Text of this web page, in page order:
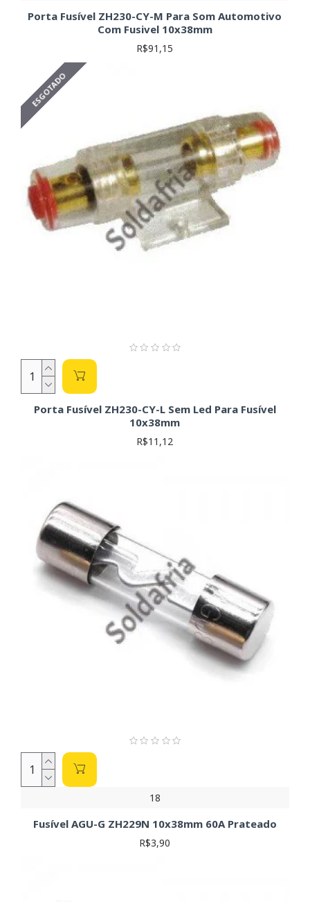
picos de corrente). A escolha depende da aplicação e
características do circuito. Verifique o datasheet do
Dimensões e Tipo de Montagem (PTH ou SMD):
Verifique o espaço disponível e a compatibilidade com
sua aplicação. A dimensão do porta-fusível deve ser
compatível com o tamanho do fusível interno.
Dicas para uma Compra Segura:Antes de comprar,
verifique as especificações do seu circuito para selecionar o
porta-fusível adequado. Consulte sempre o datasheet do
fabricante para obter informações detalhadas sobre cada
produto. Uma escolha incorreta pode levar a danos
irreparáveis no seu sistema elétrico.
Porta Fusível ZH230-CY-M Para Som Automotivo
Com Fusivel 10x38mm
R$91,15
ESGOTADO
Porta Fusível ZH230-CY-L Sem Led Para Fusível
10x38mm
R$11,12
18
Fusível AGU-G ZH229N 10x38mm 60A Prateado
R$3,90